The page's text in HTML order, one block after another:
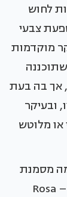
לחוש
צבעי
מוקדמות
אך בה בעת
ובעיקר
מלוטש
מסמנת
גדר חיה של שיחי ורדים לבנים (ורד איסברג – Rosa